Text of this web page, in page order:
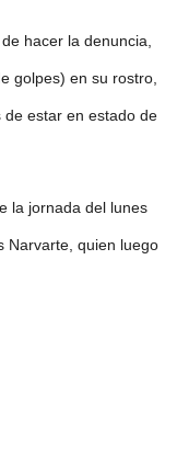
hacer la denuncia,
golpes) en su rostro,
de estar en estado de
la jornada del lunes
Narvarte, quien luego